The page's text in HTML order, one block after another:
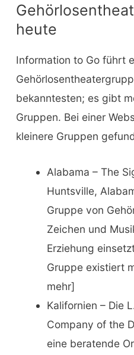
heute
Information to Go führt
bekanntesten; es gibt
Gruppen. Bei einer
kleinere Gruppen
Alabama – The
Huntsville,
Gruppe von
Zeichen und
Erziehung
Gruppe existiert
mehr]
Kalifornien – Die
Company of the
eine beratende